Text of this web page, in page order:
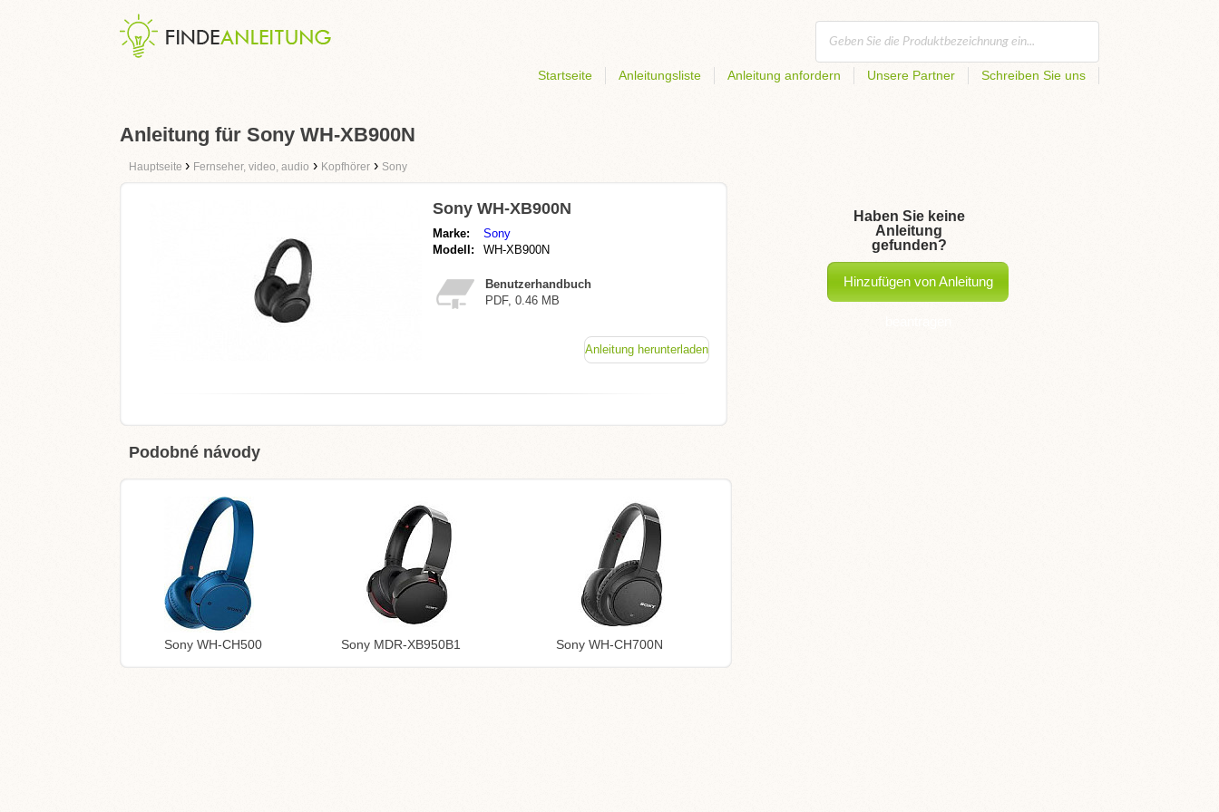
Startseite Anleitungsliste Anleitung anfordern Unsere Partner Schreiben Sie uns
Anleitung für Sony WH-XB900N
Hauptseite › Fernseher, video, audio › Kopfhörer › Sony
Sony WH-XB900N
Marke:
Sony
Modell:
WH-XB900N
Benutzerhandbuch
PDF, 0.46 MB
Anleitung herunterladen
Podobné návody
Sony WH-CH500 Sony MDR-XB950B1 Sony WH-CH700N
Haben Sie keine
Anleitung
gefunden?
Hinzufügen von Anleitung